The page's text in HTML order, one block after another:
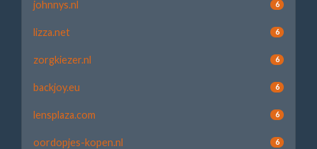
johnnys.nl 6
lizza.net 6
zorgkiezer.nl 6
backjoy.eu 6
lensplaza.com 6
oordopjes-kopen.nl 6